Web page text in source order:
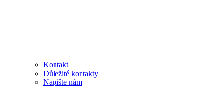
Kontakt
Důležité kontakty
Napište nám